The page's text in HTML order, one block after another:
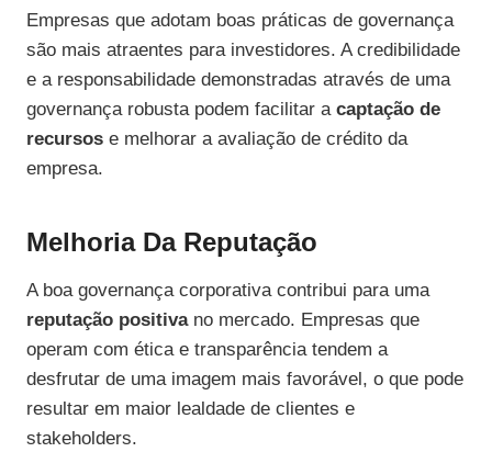
Empresas que adotam boas práticas de governança
são mais atraentes para investidores. A credibilidade
e a responsabilidade demonstradas através de uma
governança robusta podem facilitar a captação de
recursos e melhorar a avaliação de crédito da
empresa.
Melhoria Da Reputação
A boa governança corporativa contribui para uma
reputação positivano mercado. Empresas que
operam com ética e transparência tendem a
desfrutar de uma imagem mais favorável, o que pode
resultar em maior lealdade de clientes e
stakeholders.